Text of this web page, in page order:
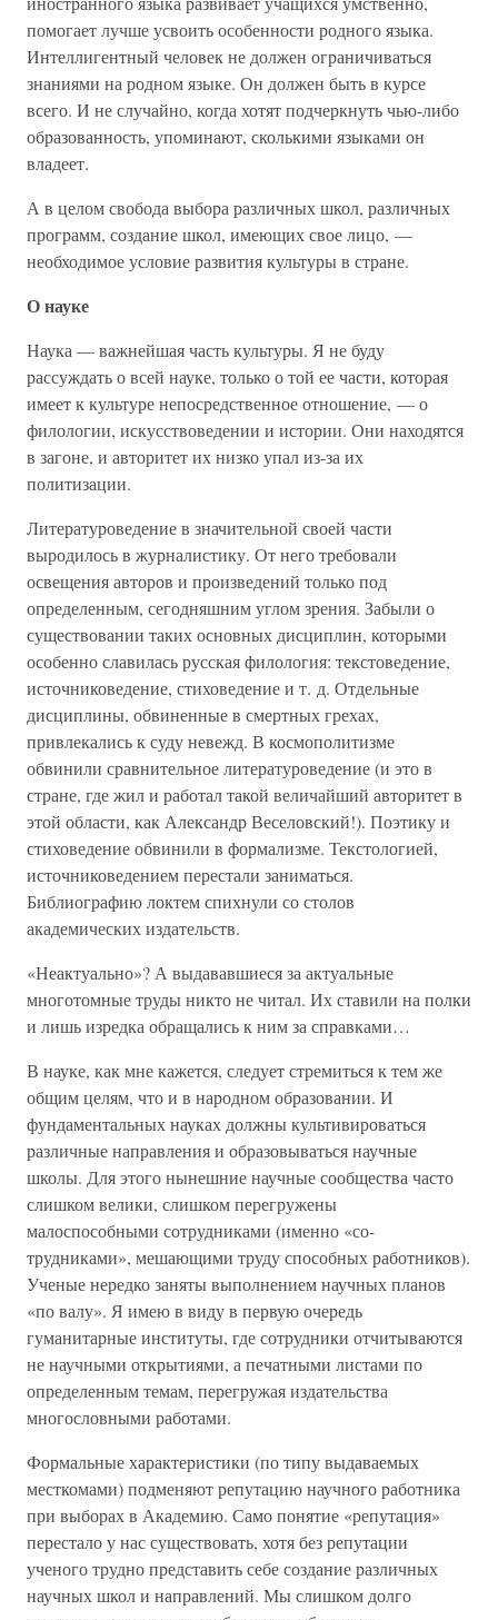
помогает лучше усвоить особенности родного языка.
Интеллигентный человек не должен ограничиваться
знаниями на родном языке. Он должен быть в курсе
всего. И не случайно, когда хотят подчеркнуть чью-либо
образованность, упоминают, сколькими языками он
владеет.
А в целом свобода выбора различных школ, различных
программ, создание школ, имеющих свое лицо, —
необходимое условие развития культуры в стране.
О науке
Наука — важнейшая часть культуры. Я не буду
рассуждать о всей науке, только о той ее части, которая
имеет к культуре непосредственное отношение, — о
филологии, искусствоведении и истории. Они находятся
в загоне, и авторитет их низко упал из-за их
политизации.
Литературоведение в значительной своей части
выродилось в журналистику. От него требовали
освещения авторов и произведений только под
определенным, сегодняшним углом зрения. Забыли о
существовании таких основных дисциплин, которыми
особенно славилась русская филология: текстоведение,
источниковедение, стиховедение и т. д. Отдельные
дисциплины, обвиненные в смертных грехах,
привлекались к суду невежд. В космополитизме
обвинили сравнительное литературоведение (и это в
стране, где жил и работал такой величайший авторитет в
этой области, как Александр Веселовский!). Поэтику и
стиховедение обвинили в формализме. Текстологией,
источниковедением перестали заниматься.
Библиографию локтем спихнули со столов
академических издательств.
«Неактуально»? А выдававшиеся за актуальные
многотомные труды никто не читал. Их ставили на полки
и лишь изредка обращались к ним за справками…
В науке, как мне кажется, следует стремиться к тем же
общим целям, что и в народном образовании. И
фундаментальных науках должны культивироваться
различные направления и образовываться научные
школы. Для этого нынешние научные сообщества часто
слишком велики, слишком перегружены
малоспособными сотрудниками (именно «со-
трудниками», мешающими труду способных работников).
Ученые нередко заняты выполнением научных планов
«по валу». Я имею в виду в первую очередь
гуманитарные институты, где сотрудники отчитываются
не научными открытиями, а печатными листами по
определенным темам, перегружая издательства
многословными работами.
Формальные характеристики (по типу выдаваемых
месткомами) подменяют репутацию научного работника
при выборах в Академию. Само понятие «репутация»
перестало у нас существовать, хотя без репутации
ученого трудно представить себе создание различных
научных школ и направлений. Мы слишком долго